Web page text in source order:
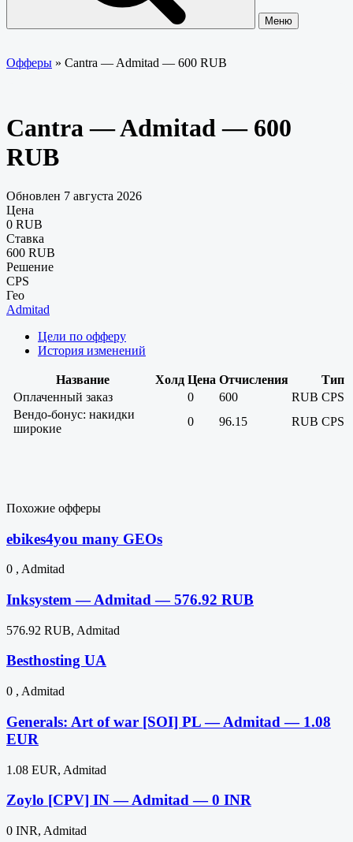
Меню
Офферы » Cantra — Admitad — 600 RUB
Cantra — Admitad — 600
RUB
Обновлен 7 августа 2026
Цена
0 RUB
Ставка
600 RUB
Решение
CPS
Гео
Admitad
Цели по офферу
История изменений
Название Холд Цена Отчисления
Тип
Оплаченный заказ
0 600 RUB CPS
Вендо-бонус: накидки
широкие
0 96.15 RUB CPS
Похожие офферы
ebikes4you many GEOs
0 , Admitad
Inksystem — Admitad — 576.92 RUB
576.92 RUB, Admitad
Besthosting UA
0 , Admitad
Generals: Art of war [SOI] PL — Admitad — 1.08
EUR
1.08 EUR, Admitad
Zoylo [CPV] IN — Admitad — 0 INR
0 INR, Admitad